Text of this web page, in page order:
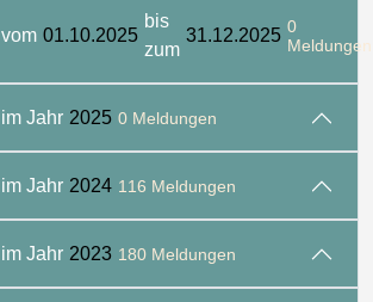
vom 01.10.2025
bis
zum
31.12.2025 0
Meldungen
im Jahr 2025 0 Meldungen
im Jahr 2024 116 Meldungen
im Jahr 2023 180 Meldungen